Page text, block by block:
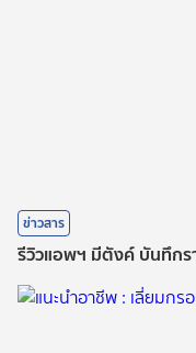
ข่าวสาร
รีวิวแอพฯ มีตังค์ บันทึกร